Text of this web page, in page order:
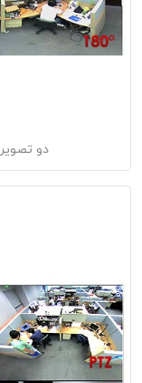
دو تصویر 180 درجه